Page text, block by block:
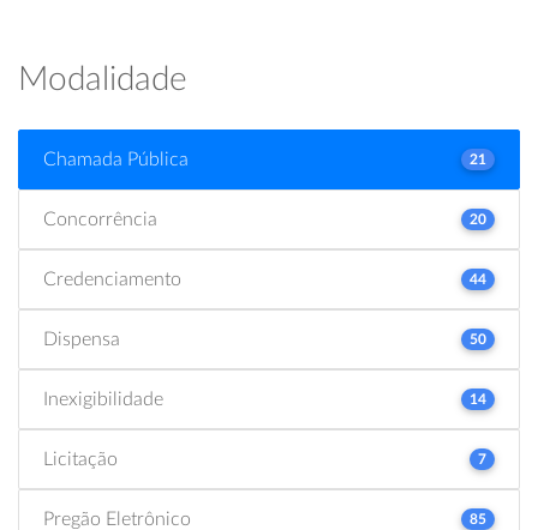
Modalidade
Chamada Pública 21
Concorrência 20
Credenciamento 44
Dispensa 50
Inexigibilidade 14
Licitação 7
Pregão Eletrônico 85